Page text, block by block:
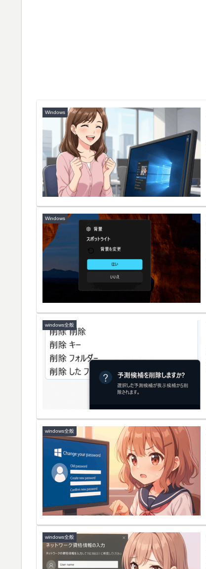
Windows
Windows
windows全般
windows全般
windows全般